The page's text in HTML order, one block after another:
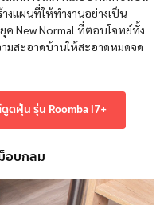
งแผนที่ให้ทำงานอย่างเป็น
ค New Normal ที่ตอบโจทย์ทั้ง
มสะอาดบ้านให้สะอาดหมดจด
ดฝุ่น รุ่น Roomba i7+
อบกลม